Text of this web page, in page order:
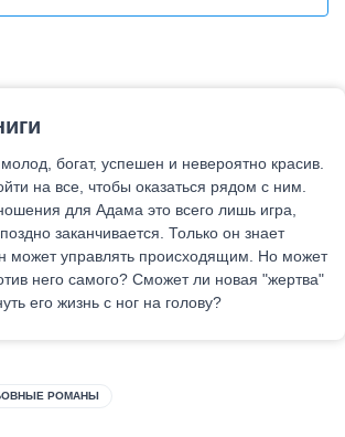
богат, успешен и невероятно красив.
на все, чтобы оказаться рядом с ним.
для Адама это всего лишь игра,
заканчивается. Только он знает
может управлять происходящим. Но может
него самого? Сможет ли новая "жертва"
его жизнь с ног на голову?
РОМАНЫ